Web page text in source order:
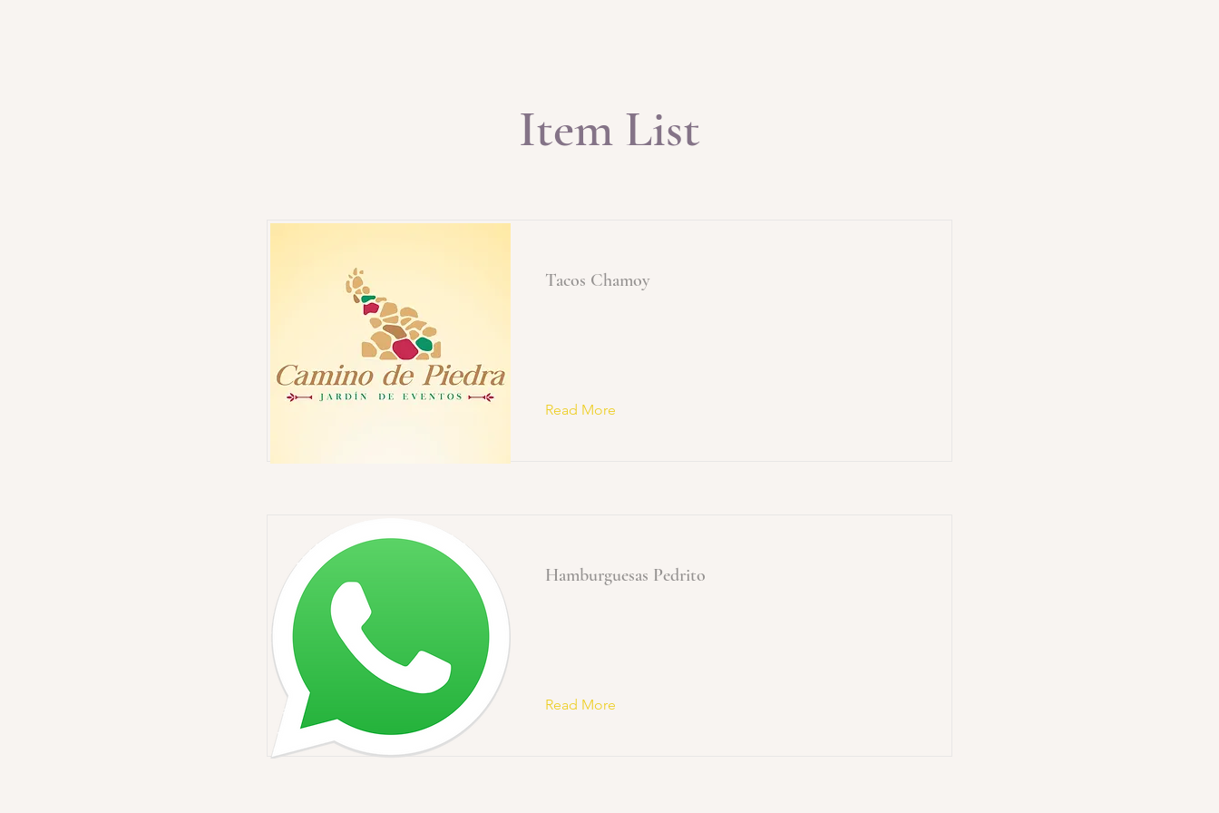
Item List
Tacos Chamoy
Read More
Hamburguesas Pedrito
Read More